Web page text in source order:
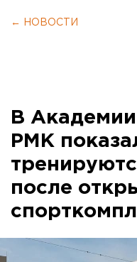
← НОВОСТИ
В
РМК
после